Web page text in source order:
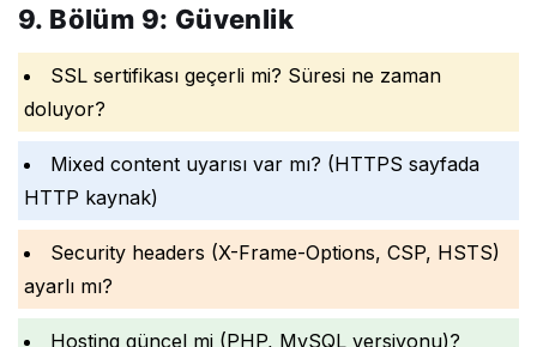
9. Bölüm 9: Güvenlik
SSL sertifikası geçerli mi? Süresi ne zaman
doluyor?
Mixed content uyarısı var mı? (HTTPS sayfada
HTTP kaynak)
Security headers (X-Frame-Options, CSP, HSTS)
ayarlı mı?
Hosting güncel mi (PHP, MySQL versiyonu)?